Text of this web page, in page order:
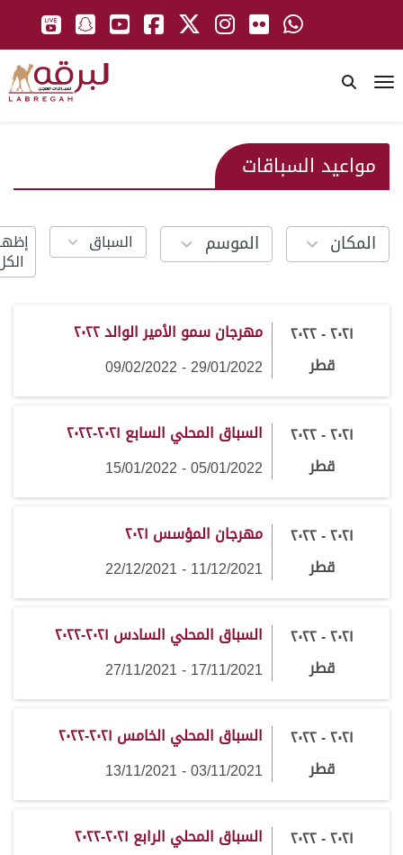
مواعيد السباقات
المكان 4
results
الموسم 6
results
السباق24
results
٢٠٢١ - ٢٠٢٢
قطر
مهرجان سمو الأمير الوالد ٢٠٢٢
29/01/2022 - 09/02/2022
٢٠٢١ - ٢٠٢٢
قطر
السباق المحلي السابع ٢٠٢١-٢٠٢٢
05/01/2022 - 15/01/2022
٢٠٢١ - ٢٠٢٢
قطر
مهرجان المؤسس ٢٠٢١
11/12/2021 - 22/12/2021
٢٠٢١ - ٢٠٢٢
قطر
السباق المحلي السادس ٢٠٢١-٢٠٢٢
17/11/2021 - 27/11/2021
٢٠٢١ - ٢٠٢٢
قطر
السباق المحلي الخامس ٢٠٢١-٢٠٢٢
03/11/2021 - 13/11/2021
٢٠٢١ - ٢٠٢٢
السباق المحلي الرابع ٢٠٢١-٢٠٢٢